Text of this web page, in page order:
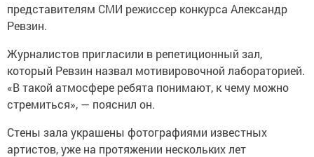
представителям СМИ режиссер конкурса Александр
Ревзин.
Журналистов пригласили в репетиционный зал,
который Ревзин назвал мотивировочной лабораторией.
«В такой атмосфере ребята понимают, к чему можно
стремиться», — пояснил он.
Стены зала украшены фотографиями известных
артистов, уже на протяжении нескольких лет